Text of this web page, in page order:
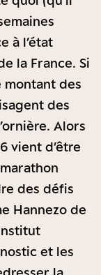
à l’état
la France. Si
montant des
des
Alors
vient d’être
des défis
Hannezo de
et les